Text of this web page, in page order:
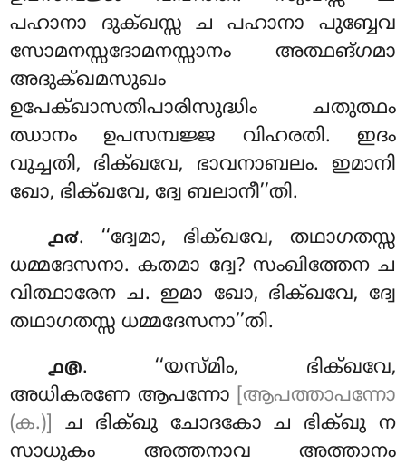
പഹാനാ ദുക്ഖസ്സ ച പഹാനാ പുബ്ബേവ
സോമനസ്സദോമനസ്സാനം അത്ഥങ്ഗമാ
അദുക്ഖമസുഖം
ഉപേക്ഖാസതിപാരിസുദ്ധിം ചതുത്ഥം
ഝാനം ഉപസമ്പജ്ജ വിഹരതി. ഇദം
വുച്ചതി, ഭിക്ഖവേ, ഭാവനാബലം. ഇമാനി
ഖോ, ഭിക്ഖവേ, ദ്വേ ബലാനീ’’തി.
൧൪. ‘‘ദ്വേമാ, ഭിക്ഖവേ, തഥാഗതസ്സ
ധമ്മദേസനാ. കതമാ ദ്വേ? സംഖിത്തേന ച
വിത്ഥാരേന ച. ഇമാ ഖോ, ഭിക്ഖവേ, ദ്വേ
തഥാഗതസ്സ ധമ്മദേസനാ’’തി.
൧൫. ‘‘യസ്മിം, ഭിക്ഖവേ,
അധികരണേ ആപന്നോ
[ആപത്താപന്നോ
(ക.)]
ച ഭിക്ഖു ചോദകോ ച ഭിക്ഖു ന
സാധുകം അത്തനാവ അത്താനം